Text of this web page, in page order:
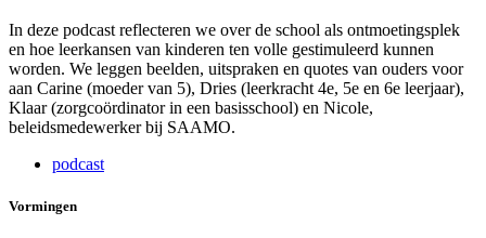
In deze podcast reflecteren we over de school als ontmoetingsplek
en hoe leerkansen van kinderen ten volle gestimuleerd kunnen
worden. We leggen beelden, uitspraken en quotes van ouders voor
aan Carine (moeder van 5), Dries (leerkracht 4e, 5e en 6e leerjaar),
Klaar (zorgcoördinator in een basisschool) en Nicole,
beleidsmedewerker bij SAAMO.
podcast
Vormingen